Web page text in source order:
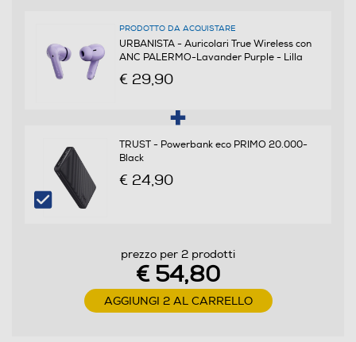
Controllo volume
Cuffia normale
Cuffie sportive
Waterproof
PRODOTTO DA ACQUISTARE
URBANISTA - Auricolari True Wireless con
ANC PALERMO-Lavander Purple - Lilla
€ 29,90
TRUST - Powerbank eco PRIMO 20.000-
Black
€ 24,90
prezzo per 2 prodotti
€ 54,80
AGGIUNGI 2 AL CARRELLO